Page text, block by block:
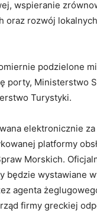
wspieranie
oraz rozwój lokalnych
podzielone
porty, Ministerstwo
Turystyki.
elektronicznie za
platformy
Morskich.
będzie wystawiane
agenta
firmy greckiej